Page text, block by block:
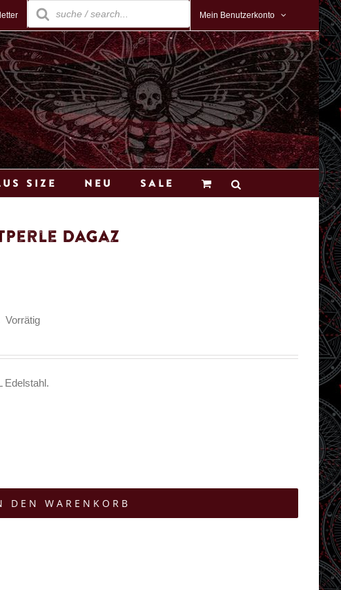
Products
search
Mein Benutzerkonto
Size Neu Sale
Dagaz
Vorrätig
Edelstahl.
DEN WARENKORB